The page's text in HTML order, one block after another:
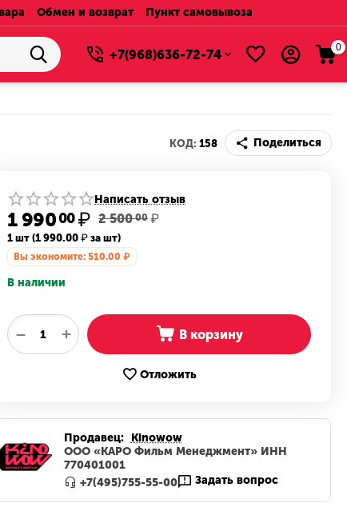
Обмен и возврат Пункт самовывоза
+7(968)636-72-74 0
КОД: 158 Поделиться
Написать отзыв
1 99000₽ 2 500 00 ₽
1 шт (1 990.00 ₽ за шт)
Вы экономите: 510.00 ₽
В наличии
+
− В корзину
Отложить
Продавец:
Kinowow
ООО «КАРО Фильм Менеджмент» ИНН
770401001
+7(495)755-55-00
Задать вопрос